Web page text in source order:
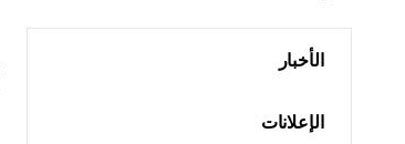
الأخبار
الإعلانات